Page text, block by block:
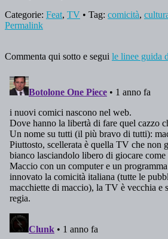
Categorie: Feat, TV • Tag: comicità,
Permalink
Commenta qui sotto e segui le linee guida